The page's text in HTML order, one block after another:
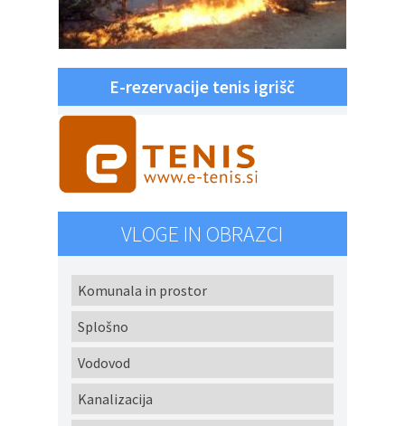
E-rezervacije tenis igrišč
VLOGE IN OBRAZCI
Komunala in prostor
Splošno
Vodovod
Kanalizacija